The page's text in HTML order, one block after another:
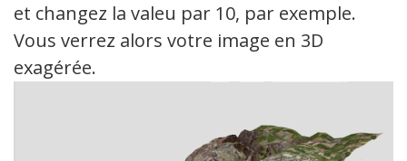
et changez la valeu par 10, par exemple.
Vous verrez alors votre image en 3D
exagérée.